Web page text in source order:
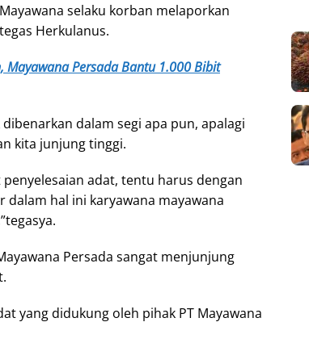
selaku korban melaporkan
Herkulanus.
Mayawana Persada Bantu 1.000 Bibit
dalam segi apa pun, apalagi
kita junjung tinggi.
adat, tentu harus dengan
dalam hal ini karyawana mayawana
Persada sangat menjunjung
yang didukung oleh pihak PT Mayawana